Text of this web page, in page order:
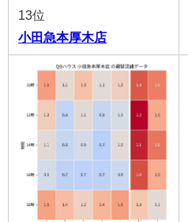
13位
小田急本厚木店